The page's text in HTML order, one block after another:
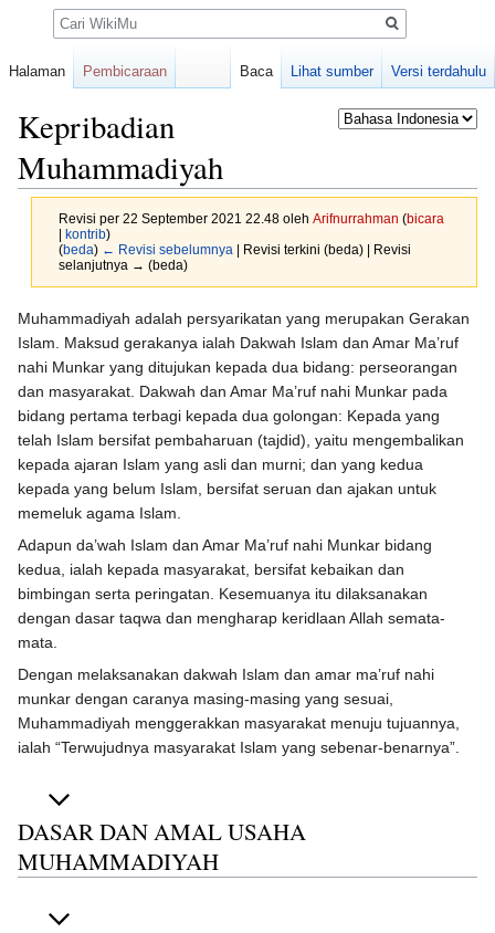
Kepribadian
Muhammadiyah
Revisi per 22 September 2021 22.48 oleh Arifnurrahman (bicara
kontrib)
(beda) ← Revisi sebelumnya | Revisi terkini (beda) | Revisi
selanjutnya → (beda)
Loncat
ke
navigasi
Loncat
ke
pencarian
Muhammadiyah adalah persyarikatan yang merupakan Gerakan
Islam. Maksud gerakanya ialah Dakwah Islam dan Amar Ma’ruf
nahi Munkar yang ditujukan kepada dua bidang: perseorangan
dan masyarakat. Dakwah dan Amar Ma’ruf nahi Munkar pada
bidang pertama terbagi kepada dua golongan: Kepada yang
telah Islam bersifat pembaharuan (tajdid), yaitu mengembalikan
kepada ajaran Islam yang asli dan murni; dan yang kedua
kepada yang belum Islam, bersifat seruan dan ajakan untuk
memeluk agama Islam.
Adapun da’wah Islam dan Amar Ma’ruf nahi Munkar bidang
kedua, ialah kepada masyarakat, bersifat kebaikan dan
bimbingan serta peringatan. Kesemuanya itu dilaksanakan
dengan dasar taqwa dan mengharap keridlaan Allah semata-
mata.
Dengan melaksanakan dakwah Islam dan amar ma’ruf nahi
munkar dengan caranya masing-masing yang sesuai,
Muhammadiyah menggerakkan masyarakat menuju tujuannya,
ialah “Terwujudnya masyarakat Islam yang sebenar-benarnya”.
DASAR DAN AMAL USAHA
MUHAMMADIYAH
Halaman Pembicaraan Baca Lihat sumber Versi terdahulu
Pencarian